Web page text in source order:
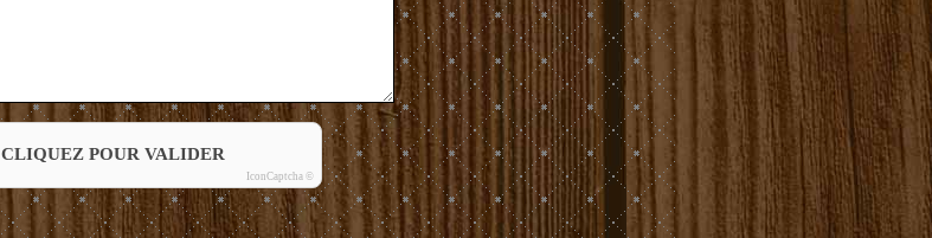
CLIQUEZ POUR VALIDER
IconCaptcha ©